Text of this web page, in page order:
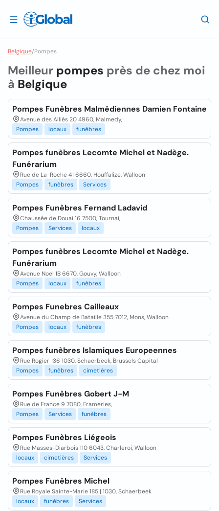
Belgique/Pompes
Meilleur pompes près de chez moi
à Belgique
Pompes Funèbres Malmédiennes Damien Fontaine
Avenue des Alliés 20 4960, Malmedy,
Pompes
locaux funèbres
Pompes funèbres Lecomte Michel et Nadège.
Funérarium
Rue de La-Roche 41 6660, Houffalize, Walloon
Pompes
funèbres Services
Pompes Funèbres Fernand Ladavid
Chaussée de Douai 16 7500, Tournai,
Pompes
Services locaux
Pompes funèbres Lecomte Michel et Nadège.
Funérarium
Avenue Noël 1B 6670, Gouvy, Walloon
Pompes
locaux funèbres
Pompes Funebres Cailleaux
Avenue du Champ de Bataille 355 7012, Mons, Walloon
Pompes
locaux funèbres
Pompes funèbres Islamiques Europeennes
Rue Rogier 136 1030, Schaerbeek, Brussels Capital
Pompes
funèbres cimetières
Pompes Funèbres Gobert J-M
Rue de France 9 7080, Frameries,
Pompes
Services funèbres
Pompes Funèbres Liégeois
Rue Masses-Diarbois 110 6043, Charleroi, Walloon
locaux
cimetières Services
Pompes Funèbres Michel
Rue Royale Sainte-Marie 185 | 1030, Schaerbeek
locaux
funèbres Services